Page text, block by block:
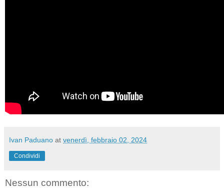
Ivan Paduano at venerdì, febbraio 02, 2024
Condividi
Nessun commento: